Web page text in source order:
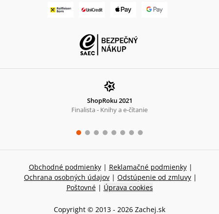
ShopRoku 2021
Finalista - Knihy a e-čítanie
Obchodné podmienky | Reklamačné podmienky |
Ochrana osobných údajov | Odstúpenie od zmluvy |
Poštovné | Úprava cookies
Copyright © 2013 - 2026 Zachej.sk